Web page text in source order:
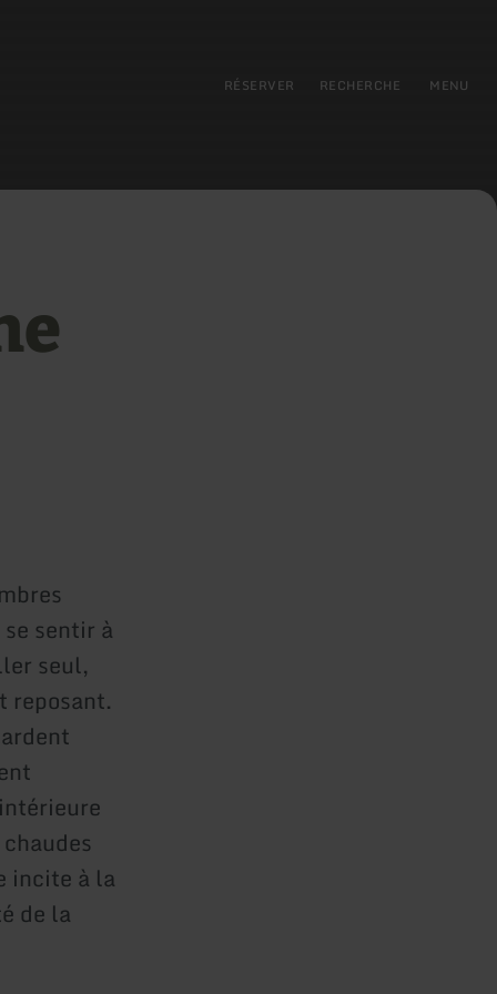
RÉSERVER RECHERCHE MENU
sentir à
seul,
reposant.
incite à la
de la